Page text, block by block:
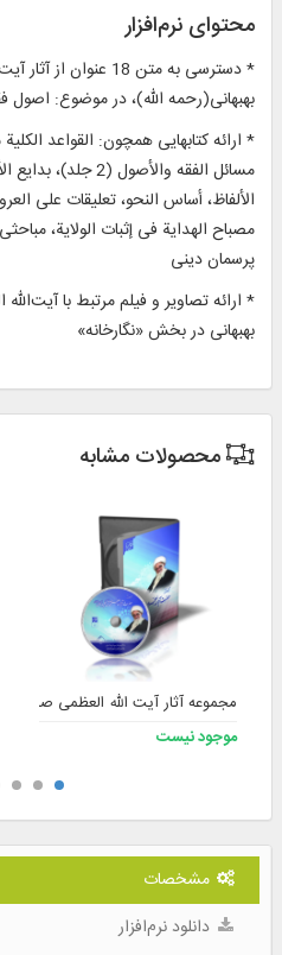
محتوای نرم‌افزار
* دسترسی به متن 18
بهبهانی(رحمه الله)، در موضوع: اصول
* ارائه کتاب­هایی همچون: القواعد
مسائل الفقه
الألفاظ، أساس النحو، تعلیقات علی
مصباح الهدایة فی إثبات الولایة،
پرسمان دینی
* ارائه تصاویر و فیلم مرتبط با
بهبهانی در بخش «نگارخانه»
محصولات مشابه
مجموعه آثار آیت الله العظمی صافی
موجود نیست
مشخصات
دانلود نرم‌افزار